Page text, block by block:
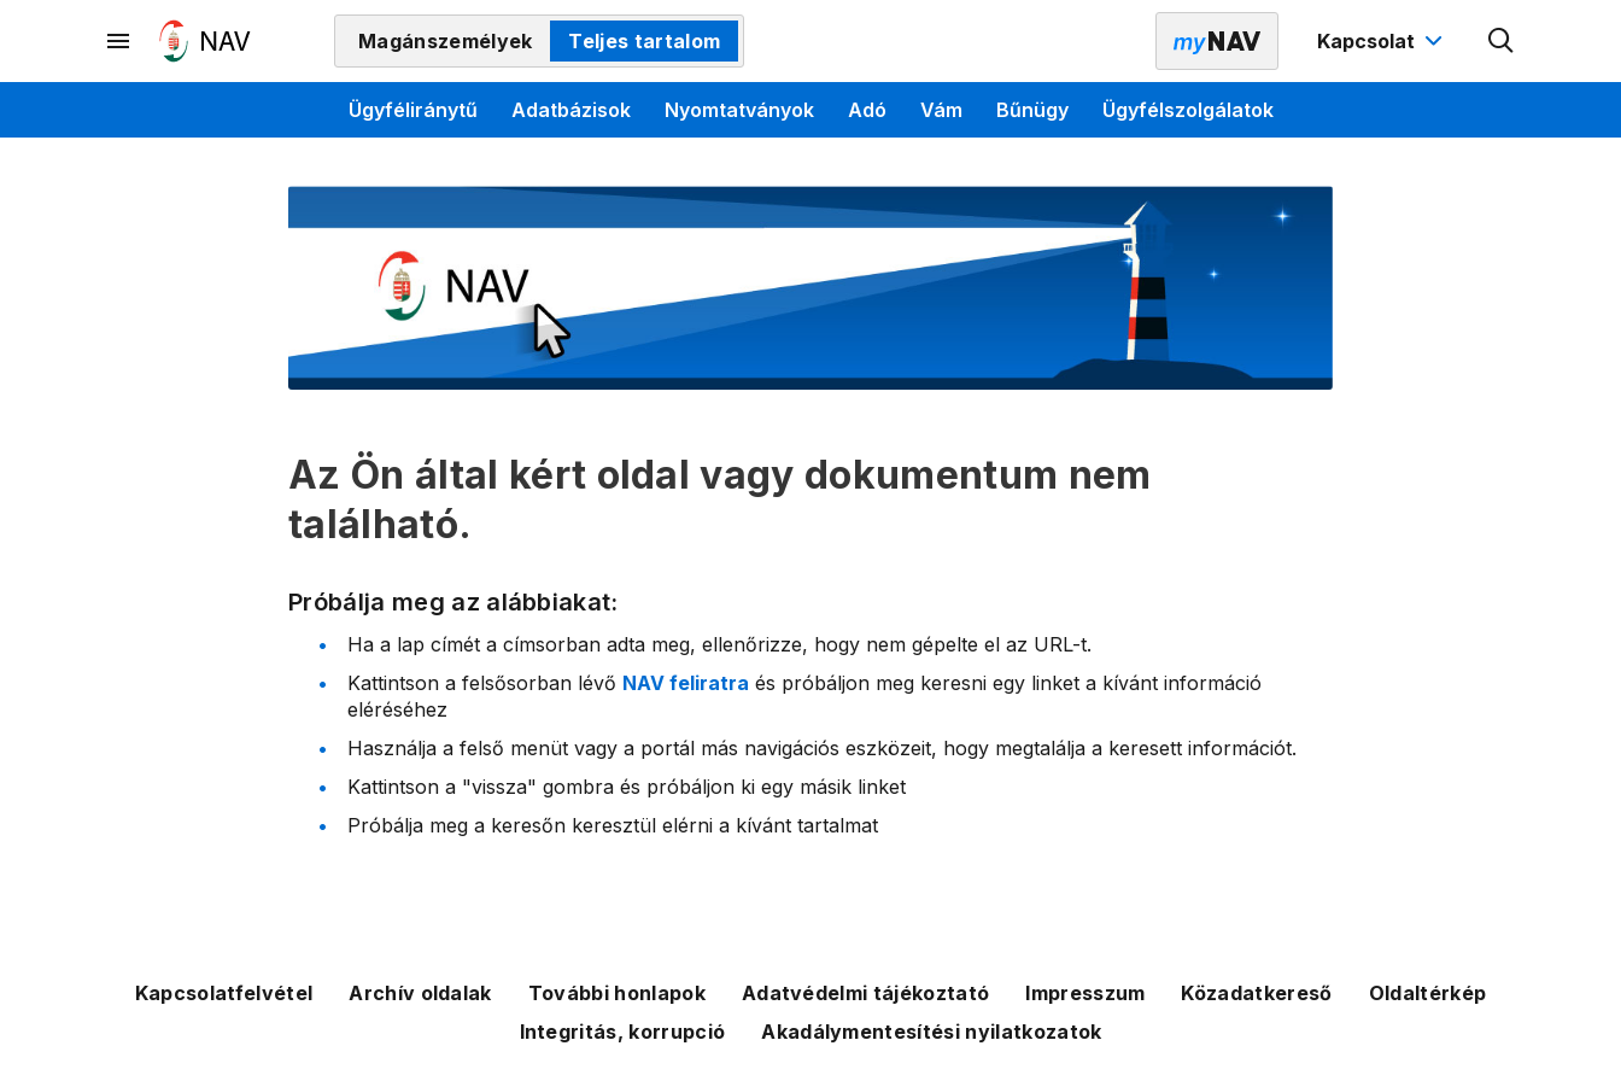
Magánszemélyek Teljes tartalom Kapcsolat
Ügyféliránytű Adatbázisok Nyomtatványok Adó Vám Bűnügy Ügyfélszolgálatok
Az Ön által kért oldal vagy dokumentum nem
található.
Próbálja meg az alábbiakat:
Ha a lap címét a címsorban adta meg, ellenőrizze, hogy nem gépelte el az URL-t.
Kattintson a felsősorban lévő NAV feliratra és próbáljon meg keresni egy linket a kívánt információ
eléréséhez
Használja a felső menüt vagy a portál más navigációs eszközeit, hogy megtalálja a keresett információt.
Kattintson a "vissza" gombra és próbáljon ki egy másik linket
Próbálja meg a keresőn keresztül elérni a kívánt tartalmat
Kapcsolatfelvétel Archív oldalak További honlapok Adatvédelmi tájékoztató Impresszum Közadatkereső
Oldaltérkép
Integritás, korrupció
Akadálymentesítési nyilatkozatok